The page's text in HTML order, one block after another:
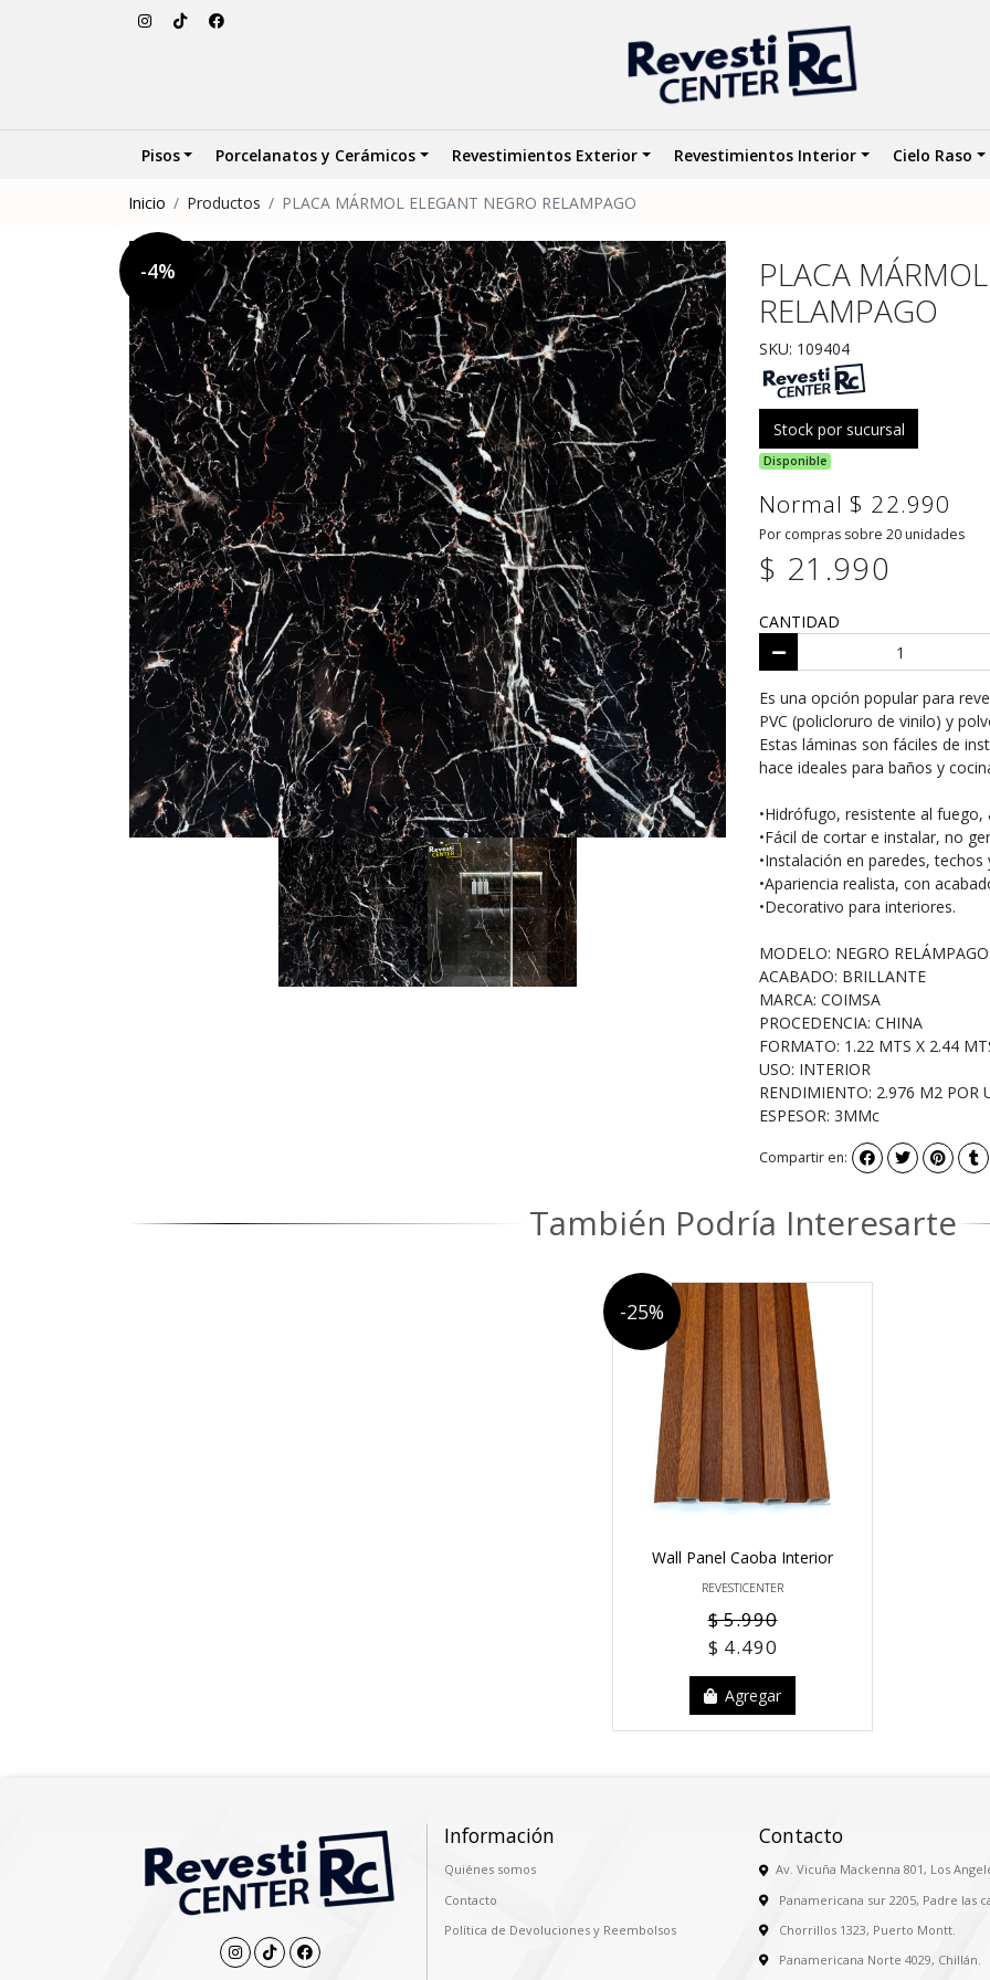
Pisos Porcelanatos y Cerámicos Revestimientos Exterior Revestimientos Interior Cielo Raso
Inicio Productos PLACA MÁRMOL ELEGANT NEGRO RELAMPAGO
-4%
PLACA
RELAMPAGO
SKU: 109404
Stock por sucursal
Disponible
Normal $ 22.990
Por compras sobre 20 unidades
$ 21.990
CANTIDAD
Es una opción popular para
PVC (policloruro de vinilo) y
Estas láminas son fáciles de
hace ideales para baños y
•Hidrófugo, resistente al
•Fácil de cortar e instalar, no
•Instalación en paredes,
•Apariencia realista, con
•Decorativo para interiores.
MODELO: NEGRO RELÁMPAGO
ACABADO: BRILLANTE
MARCA: COIMSA
PROCEDENCIA: CHINA
FORMATO: 1.22 MTS X 2.44
USO: INTERIOR
RENDIMIENTO: 2.976 M2 POR
ESPESOR: 3MMc
Compartir en:
También Podría Interesarte
-25%
Wall Panel Caoba Interior
REVESTICENTER
$ 5.990
$ 4.490
Agregar
Información
Quiénes somos
Contacto
Política de Devoluciones y Reembolsos
Contacto
Av. Vicuña Mackenna 801, Los
Panamericana sur 2205, Padre las
Chorrillos 1323, Puerto Montt.
Panamericana Norte 4029, Chillán.